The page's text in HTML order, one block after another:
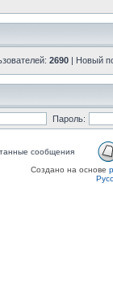
2690 | Новый
Пароль:
сообщения
Создано на основе